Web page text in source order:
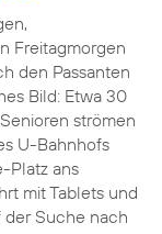
Freitagmorgen
den Passanten
Bild: Etwa 30
strömen
U-Bahnhofs
Platz ans
mit Tablets und
Suche nach